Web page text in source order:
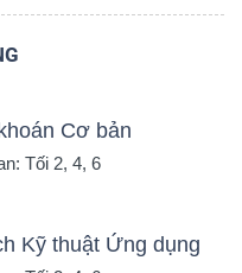
Cơ bản
Tối 2, 4, 6
Kỹ thuật Ứng dụng